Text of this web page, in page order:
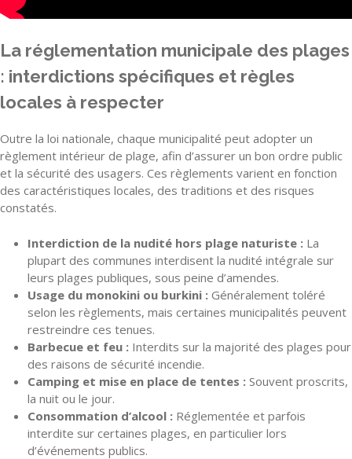
La réglementation municipale des plages
: interdictions spécifiques et règles
locales à respecter
Outre la loi nationale, chaque municipalité peut adopter un
règlement intérieur de plage, afin d’assurer un bon ordre public
et la sécurité des usagers. Ces règlements varient en fonction
des caractéristiques locales, des traditions et des risques
constatés.
Interdiction de la nudité hors plage naturiste : La
plupart des communes interdisent la nudité intégrale sur
leurs plages publiques, sous peine d’amendes.
Usage du monokini ou burkini : Généralement toléré
selon les règlements, mais certaines municipalités peuvent
restreindre ces tenues.
Barbecue et feu : Interdits sur la majorité des plages pour
des raisons de sécurité incendie.
Camping et mise en place de tentes : Souvent proscrits,
la nuit ou le jour.
Consommation d’alcool : Réglementée et parfois
interdite sur certaines plages, en particulier lors
d’événements publics.